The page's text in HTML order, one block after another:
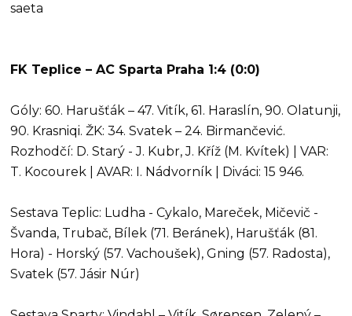
saeta
FK Teplice – AC Sparta Praha 1:4 (0:0)
Góly: 60. Harušťák – 47. Vitík, 61. Haraslín, 90. Olatunji,
90. Krasniqi. ŽK: 34. Svatek – 24. Birmančević.
Rozhodčí: D. Starý - J. Kubr, J. Kříž (M. Kvítek) | VAR:
T. Kocourek | AVAR: I. Nádvorník | Diváci: 15 946.
Sestava Teplic: Ludha - Cykalo, Mareček, Mičevič -
Švanda, Trubač, Bílek (71. Beránek), Harušťák (81.
Hora) - Horský (57. Vachoušek), Gning (57. Radosta),
Svatek (57. Jásir Núr)